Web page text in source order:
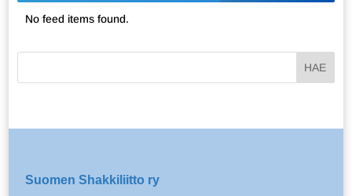
No feed items found.
Suomen Shakkiliitto ry